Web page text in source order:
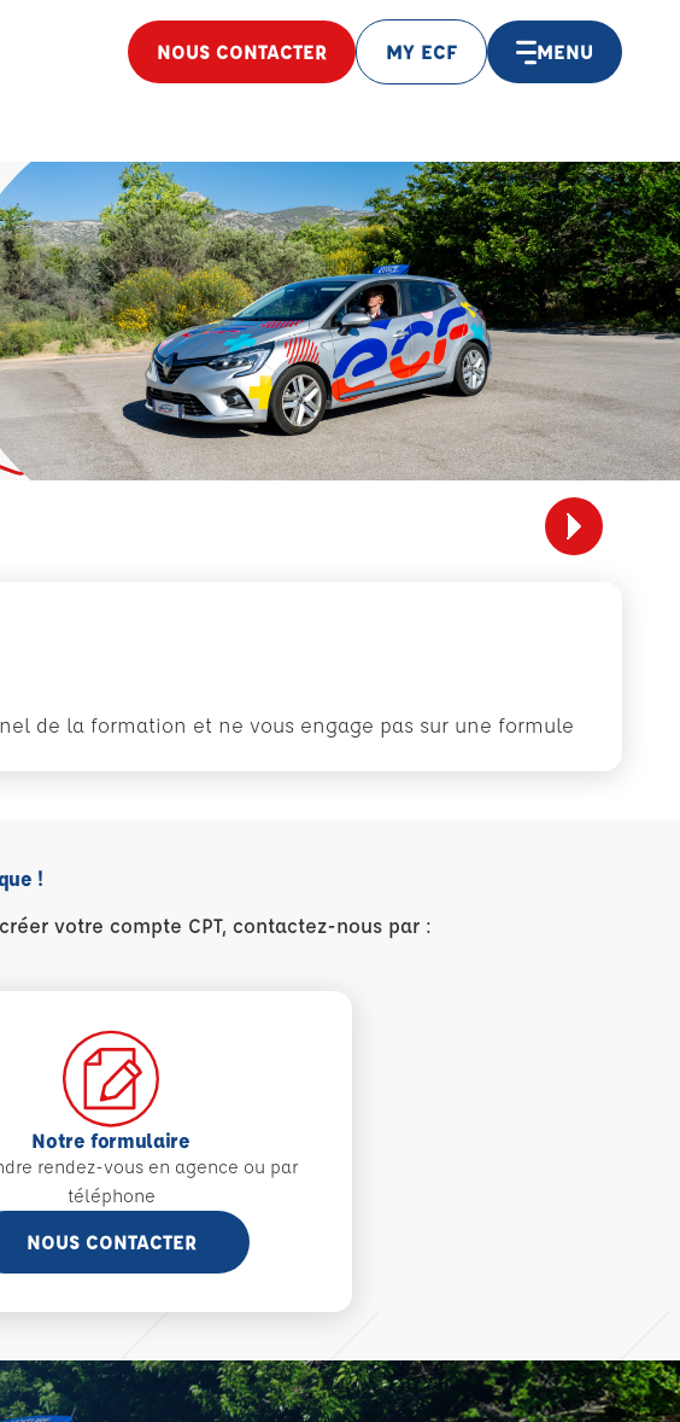
NOUS CONTACTER MY ECF MENU
de la formation et ne vous engage pas sur une formule
!
votre compte CPT, contactez-nous par :
Notre formulaire
rendez-vous en agence ou par
téléphone
NOUS CONTACTER